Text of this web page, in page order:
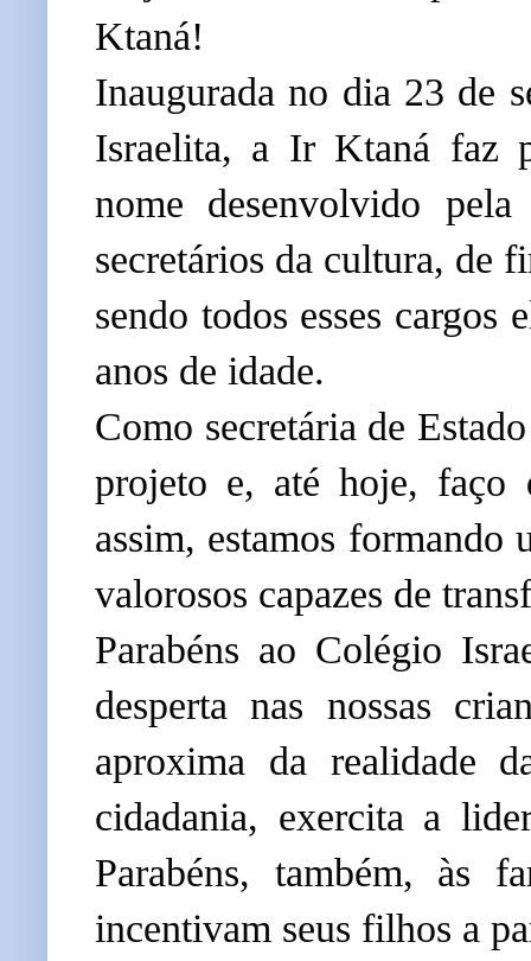
Ktaná!
Inaugurada no dia 23 de
Israelita, a Ir Ktaná faz
nome desenvolvido
secretários da cultura, de
sendo todos esses cargos
anos de idade.
Como secretária de
projeto e, até hoje, faço
assim, estamos formando
valorosos capazes de
Parabéns ao Colégio
desperta nas nossas
aproxima da realidade
cidadania, exercita a
Parabéns, também, às
incentivam seus filhos a